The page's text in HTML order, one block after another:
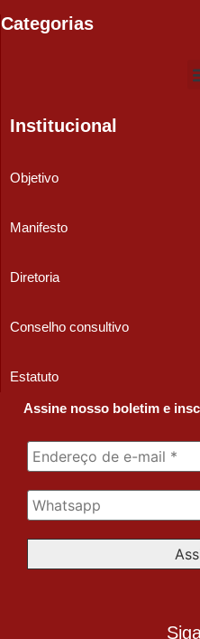
Categorias
Institucional
Objetivo
Manifesto
Diretoria
Conselho consultivo
Estatuto
Assine nosso boletim e